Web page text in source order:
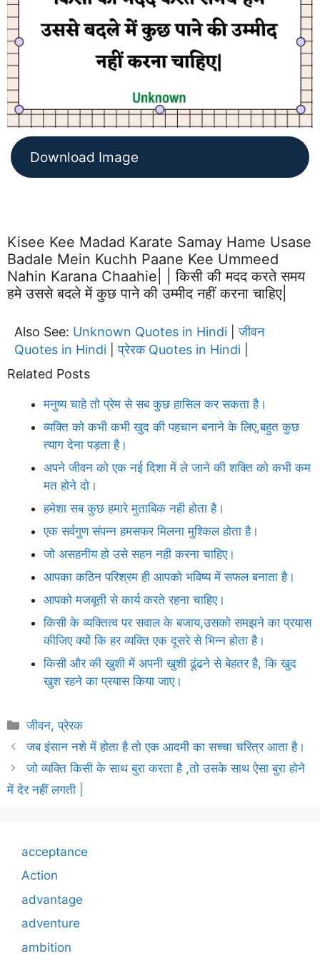
Download Image
Kisee Kee Madad Karate Samay Hame Usase
Badale Mein Kuchh Paane Kee Ummeed
Nahin Karana Chaahie| | किसी की मदद करते समय
हमे उससे बदले में कुछ पाने की उम्मीद नहीं करना चाहिए|
Also See: Unknown Quotes in Hindi |जीवन
Quotes in Hindi |प्रेरक Quotes in Hindi
Related Posts
मनुष्य चाहे तो प्रेम से सब कुछ हासिल कर सकता है।
व्यक्ति को कभी कभी खुद की पहचान बनाने के लिए,बहुत कुछ
त्याग देना पड़ता है।
अपने जीवन को एक नई दिशा में ले जाने की शक्ति को कभी कम
मत होने दो।
हमेशा सब कुछ हमारे मुताबिक नही होता है।
एक सर्वगुण संपन्न हमसफर मिलना मुश्किल होता है।
जो असहनीय हो उसे सहन नही करना चाहिए।
आपका कठिन परिश्रम ही आपको भविष्य में सफल बनाता है।
आपको मजबूती से कार्य करते रहना चाहिए।
किसी के व्यक्तित्व पर सवाल के बजाय,उसको समझने का प्रयास
कीजिए क्यों कि हर व्यक्ति एक दूसरे से भिन्न होता है।
किसी और की खुशी में अपनी खुशी ढूंढने से बेहतर है, कि खुद
खुश रहने का प्रयास किया जाए।
Categories
जीवन,प्रेरक
जब इंसान नशे में होता है तो एक आदमी का सच्चा चरित्र आता है।
जो व्यक्ति किसी के साथ बुरा करता है ,तो उसके साथ ऐसा बुरा होने
में देर नहीं लगती |
acceptance
Action
advantage
adventure
ambition